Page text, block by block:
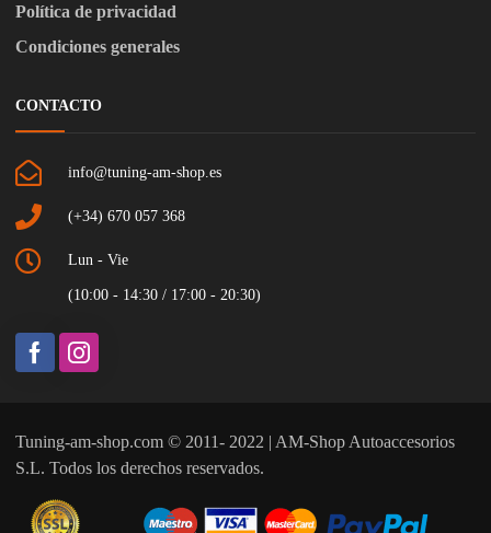
Política de privacidad
Condiciones generales
CONTACTO
info@tuning-am-shop.es
(+34) 670 057 368
Lun - Vie
(10:00 - 14:30 / 17:00 - 20:30)
Tuning-am-shop.com © 2011- 2022 | AM-Shop Autoaccesorios
S.L. Todos los derechos reservados.